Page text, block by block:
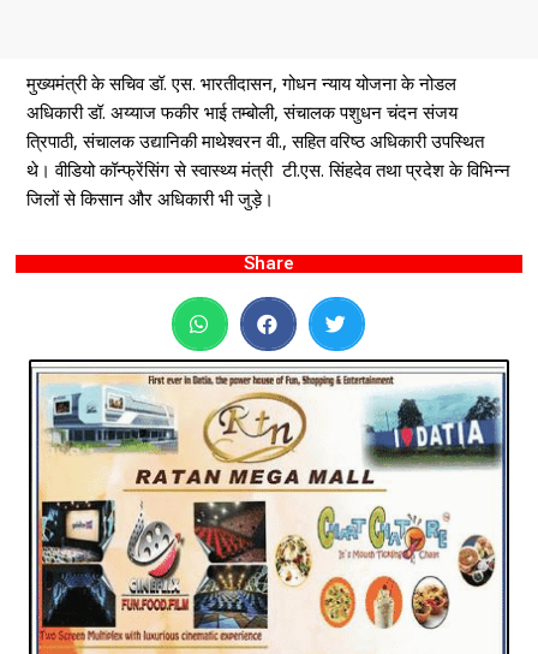
मुख्यमंत्री के सचिव डॉ. एस. भारतीदासन, गोधन न्याय योजना के नोडल
अधिकारी डॉ. अय्याज फकीर भाई तम्बोली, संचालक पशुधन चंदन संजय
त्रिपाठी, संचालक उद्यानिकी माथेश्वरन वी., सहित वरिष्ठ अधिकारी उपस्थित
थे। वीडियो कॉन्फ्रेंसिंग से स्वास्थ्य मंत्री टी.एस. सिंहदेव तथा प्रदेश के विभिन्न
जिलों से किसान और अधिकारी भी जुड़े।
Share